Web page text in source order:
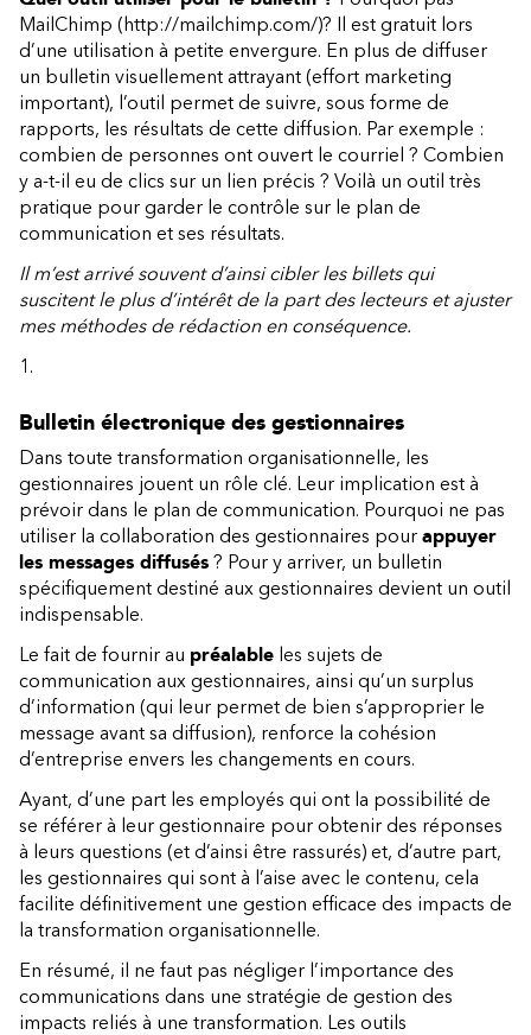
MailChimp (http://mailchimp.com/)? Il est gratuit lors
d’une utilisation à petite envergure. En plus de diffuser
un bulletin visuellement attrayant (effort marketing
important), l’outil permet de suivre, sous forme de
rapports, les résultats de cette diffusion. Par exemple :
combien de personnes ont ouvert le courriel ? Combien
y a-t-il eu de clics sur un lien précis ? Voilà un outil très
pratique pour garder le contrôle sur le plan de
communication et ses résultats.
Il m’est arrivé souvent d’ainsi cibler les billets qui
suscitent le plus d’intérêt de la part des lecteurs et ajuster
mes méthodes de rédaction en conséquence.
Bulletin électronique des gestionnaires
Dans toute transformation organisationnelle, les
gestionnaires jouent un rôle clé. Leur implication est à
prévoir dans le plan de communication. Pourquoi ne pas
utiliser la collaboration des gestionnaires pour appuyer
les messages diffusés ? Pour y arriver, un bulletin
spécifiquement destiné aux gestionnaires devient un outil
indispensable.
Le fait de fournir au préalable les sujets de
communication aux gestionnaires, ainsi qu’un surplus
d’information (qui leur permet de bien s’approprier le
message avant sa diffusion), renforce la cohésion
d’entreprise envers les changements en cours.
Ayant, d’une part les employés qui ont la possibilité de
se référer à leur gestionnaire pour obtenir des réponses
à leurs questions (et d’ainsi être rassurés) et, d’autre part,
les gestionnaires qui sont à l’aise avec le contenu, cela
facilite définitivement une gestion efficace des impacts de
la transformation organisationnelle.
En résumé, il ne faut pas négliger l’importance des
communications dans une stratégie de gestion des
impacts reliés à une transformation. Les outils